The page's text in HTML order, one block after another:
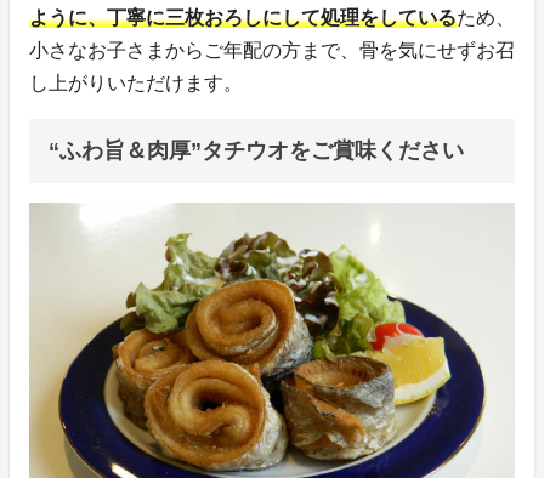
ように、丁寧に三枚おろしにして処理をしているため、
小さなお子さまからご年配の方まで、骨を気にせずお召
し上がりいただけます。
“ふわ旨＆肉厚”タチウオをご賞味ください